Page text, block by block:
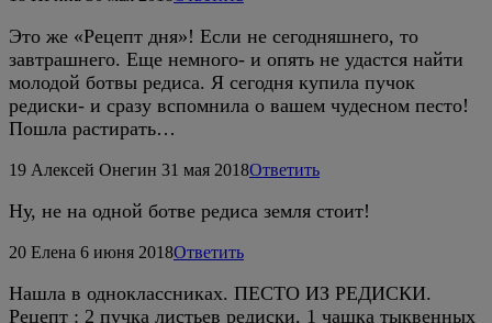
Это же «Рецепт дня»! Если не сегодняшнего, то
завтрашнего. Еще немного- и опять не удастся найти
молодой ботвы редиса. Я сегодня купила пучок
редиски- и сразу вспомнила о вашем чудесном песто!
Пошла растирать…
19 Алексей Онегин 31 мая 2018Ответить
Ну, не на одной ботве редиса земля стоит!
20 Елена 6 июня 2018Ответить
Нашла в одноклассниках. ПЕСТО ИЗ РЕДИСКИ.
Рецепт : 2 пучка листьев редиски, 1 чашка тыквенных